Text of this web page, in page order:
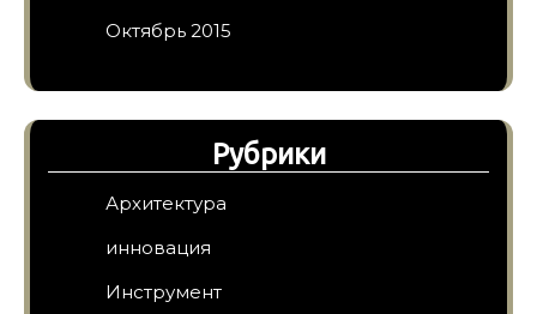
Октябрь 2015
Рубрики
Архитектура
инновация
Инструмент